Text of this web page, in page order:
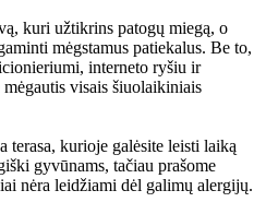
kuri užtikrins patogų miegą, o
mėgstamus patiekalus. Be to,
interneto ryšiu ir
visais šiuolaikiniais
terasa, kurioje galėsite leisti laiką
gyvūnams, tačiau prašome
nėra leidžiami dėl galimų alergijų.